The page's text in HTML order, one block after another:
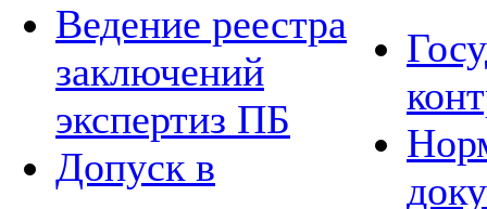
Ведение реестра
заключений
экспертиз ПБ
Допуск в